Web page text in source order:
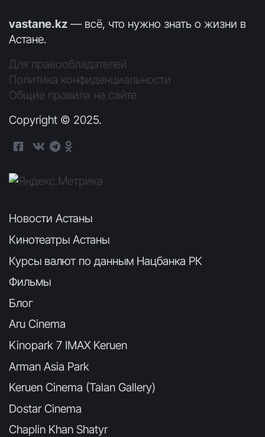
vastane.kz — всё, что нужно знать о жизни в
Астане.
Для правообладателей
Политика конфиденциальности
Общие правила на сайте
Copyright © 2025.
Новости Астаны
Кинотеатры Астаны
Курсы валют по данным Нацбанка РК
Фильмы
Блог
Aru Cinema
Kinopark 7 IMAX Keruen
Arman Asia Park
Keruen Cinema (Talan Gallery)
Dostar Cinema
Chaplin Khan Shatyr